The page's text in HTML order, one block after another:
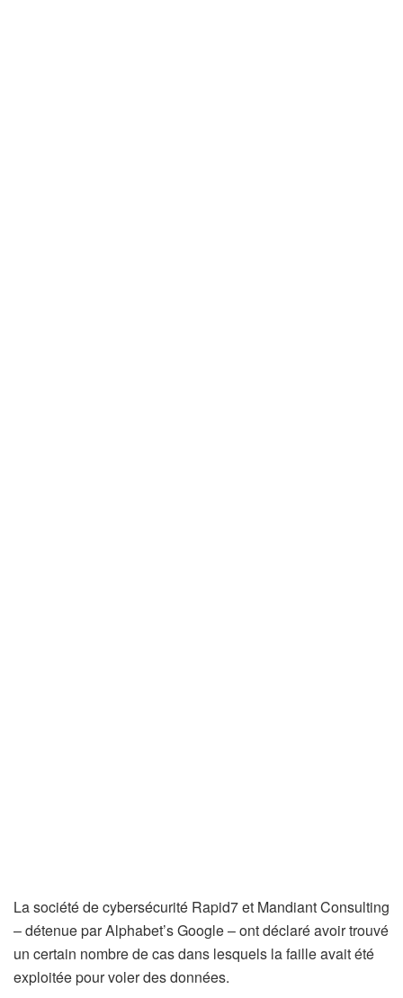
La société de cybersécurité Rapid7 et Mandiant Consulting
– détenue par Alphabet’s Google – ont déclaré avoir trouvé
un certain nombre de cas dans lesquels la faille avait été
exploitée pour voler des données.